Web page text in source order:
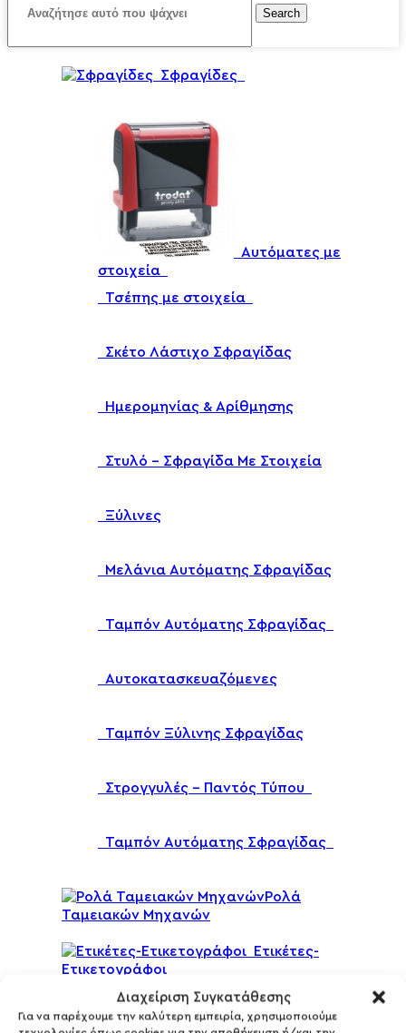
Διαχείριση Συγκατάθεσης
Για να παρέχουμε την καλύτερη εμπειρία, χρησιμοποιούμε
Search
Σφραγίδες
Αυτόματες με
στοιχεία
Τσέπης με στοιχεία
Σκέτο Λάστιχο Σφραγίδας
Ημερομηνίας & Αρίθμησης
Στυλό – Σφραγίδα Με Στοιχεία
Ξύλινες
Μελάνια Αυτόματης Σφραγίδας
Ταμπόν Αυτόματης Σφραγίδας
Αυτοκατασκευαζόμενες
Ταμπόν Ξύλινης Σφραγίδας
Στρογγυλές – Παντός Τύπου
Ταμπόν Αυτόματης Σφραγίδας
Ρολά
Ταμειακών Μηχανών
Ετικέτες-
Ετικετογράφοι
Αυτοκόλλητες Ετικετες ( 25τμχ)